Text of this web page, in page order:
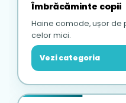
Îmbrăcăminte copii
Haine comode, ușor de
celor mici.
Vezi categoria